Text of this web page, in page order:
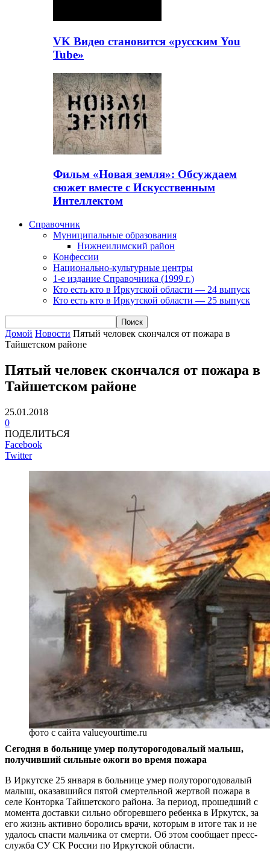
VK Видео становится «русским You
Tube»
Фильм «Новая земля»: Обсуждаем
сюжет вместе с Искусственным
Интеллектом
Справочник
Муниципальные образования
Нижнеилимский район
Конфессии
Национально-культурные центры
1-е издание Справочника (1999 г.)
Кто есть кто в Иркутской области — 24 выпуск
Кто есть кто в Иркутской области — 25 выпуск
Домой Новости Пятый человек скончался от пожара в
Тайшетском районе
Пятый человек скончался от пожара в
Тайшетском районе
25.01.2018
0
ПОДЕЛИТЬСЯ
Facebook
Twitter
фото с сайта valueyourtime.ru
Сегодня в больнице умер полуторогодовалый малыш,
получивший сильные ожоги во время пожара
В Иркутске 25 января в больнице умер полуторогодовалый
малыш, оказавшийся пятой смертельной жертвой пожара в
селе Конторка Тайшетского района. За период, прошедший с
момента доставки сильно обгоревшего ребенка в Иркутск, за
его жизнь активно боролись врачи, которым в итоге так и не
удалось спасти мальчика от смерти. Об этом сообщает пресс-
служба СУ СК России по Иркутской области.